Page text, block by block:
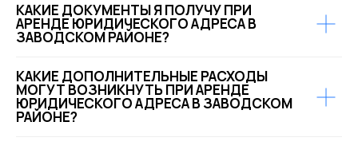
КАКИЕ ДОКУМЕНТЫ Я ПОЛУЧУ ПРИ
АРЕНДЕ ЮРИДИЧЕСКОГО АДРЕСА В
ЗАВОДСКОМ РАЙОНЕ?
КАКИЕ ДОПОЛНИТЕЛЬНЫЕ РАСХОДЫ
МОГУТ ВОЗНИКНУТЬ ПРИ АРЕНДЕ
ЮРИДИЧЕСКОГО АДРЕСА В ЗАВОДСКОМ
РАЙОНЕ?
Политика конфиденциальности
Договор публичной оферты